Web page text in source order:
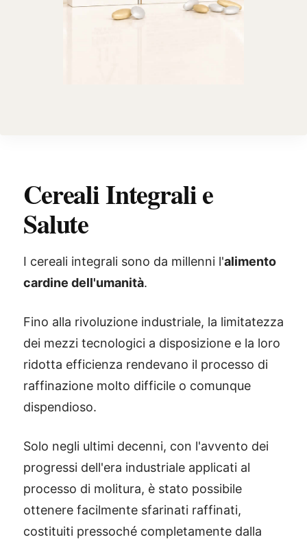
Cereali Integrali e
Salute
I cereali integrali sono da millenni l'alimento
cardine dell'umanità.
Fino alla rivoluzione industriale, la limitatezza
dei mezzi tecnologici a disposizione e la loro
ridotta efficienza rendevano il processo di
raffinazione molto difficile o comunque
dispendioso.
Solo negli ultimi decenni, con l'avvento dei
progressi dell'era industriale applicati al
processo di molitura, è stato possibile
ottenere facilmente sfarinati raffinati,
costituiti pressoché completamente dalla